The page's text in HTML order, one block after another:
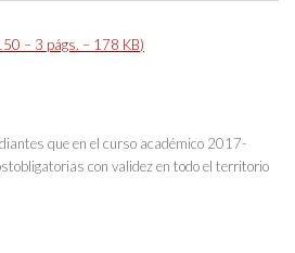
– 3 págs. – 178 KB)
que en el curso académico 2017-
con validez en todo el territorio